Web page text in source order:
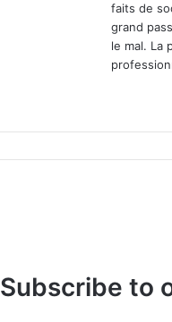
faits de
grand
le mal. La
te
Subscribe to